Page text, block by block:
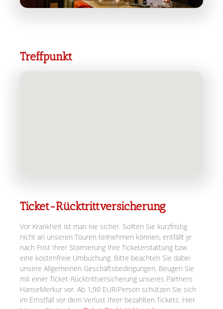
Treffpunkt
Ticket-Rücktrittversicherung
Vor Krankheit ist man nie sicher. Sollten Sie kurzfristig
nicht an unseren Touren teilnehmen können, entfällt je
nach Frist Ihrer Stornierung Ihre Ticketerstattung bzw.
eine kostenfreie Umbuchung. Bitte beachten Sie dabei
unsere Allgemeinen Geschäftsbedingungen. Beugen Sie
mit einer Ticket-Rücktrittversicherung unseres Partners
HanseMerkur vor. Ab 1,90 EUR/Person schützen Sie sich
im Ernstfall vor dem Verlust Ihrer bezahlten Tickets. Hier